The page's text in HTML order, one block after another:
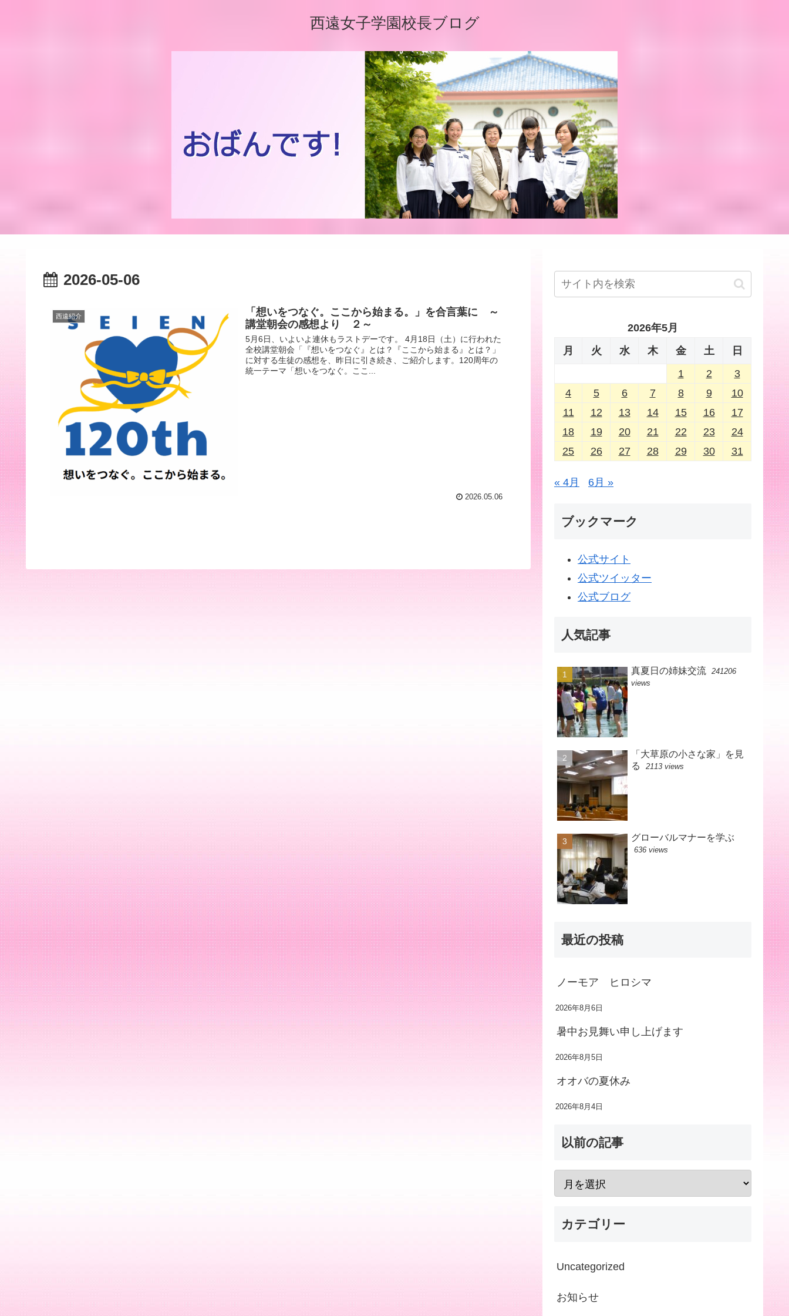
西遠女子学園校長ブログ
2026-05-06
西遠紹介
「想いをつなぐ。ここから始まる。」を合言葉に ～
講堂朝会の感想より ２～
5月6日、いよいよ連休もラストデーです。 4月18日（土）に行われた
全校講堂朝会「『想いをつなぐ』とは？『ここから始まる』とは？」
に対する生徒の感想を、昨日に引き続き、ご紹介します。120周年の
統一テーマ「想いをつなぐ。ここ...
2026.05.06
2026年5月
月
火 水 木 金 土
日
1
2
3
4
5 6 7 8 9
10
11
12 13 14 15 16
17
18
19 20 21 22 23
24
25
26 27 28 29 30 31
« 4月 6月 »
ブックマーク
公式サイト
公式ツイッター
公式ブログ
人気記事
真夏日の姉妹交流 241206
views
「大草原の小さな家」を見
る
2113 views
グローバルマナーを学ぶ
636 views
最近の投稿
ノーモア ヒロシマ
2026年8月6日
暑中お見舞い申し上げます
2026年8月5日
オオバの夏休み
2026年8月4日
以前の記事
カテゴリー
Uncategorized
お知らせ